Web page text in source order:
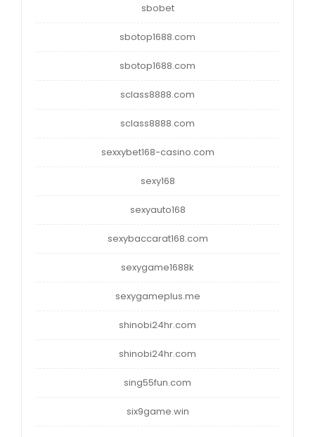
sbobet
sbotop1688.com
sbotop1688.com
sclass8888.com
sclass8888.com
sexxybet168-casino.com
sexy168
sexyauto168
sexybaccarat168.com
sexygame1688k
sexygameplus.me
shinobi24hr.com
shinobi24hr.com
sing55fun.com
six9game.win